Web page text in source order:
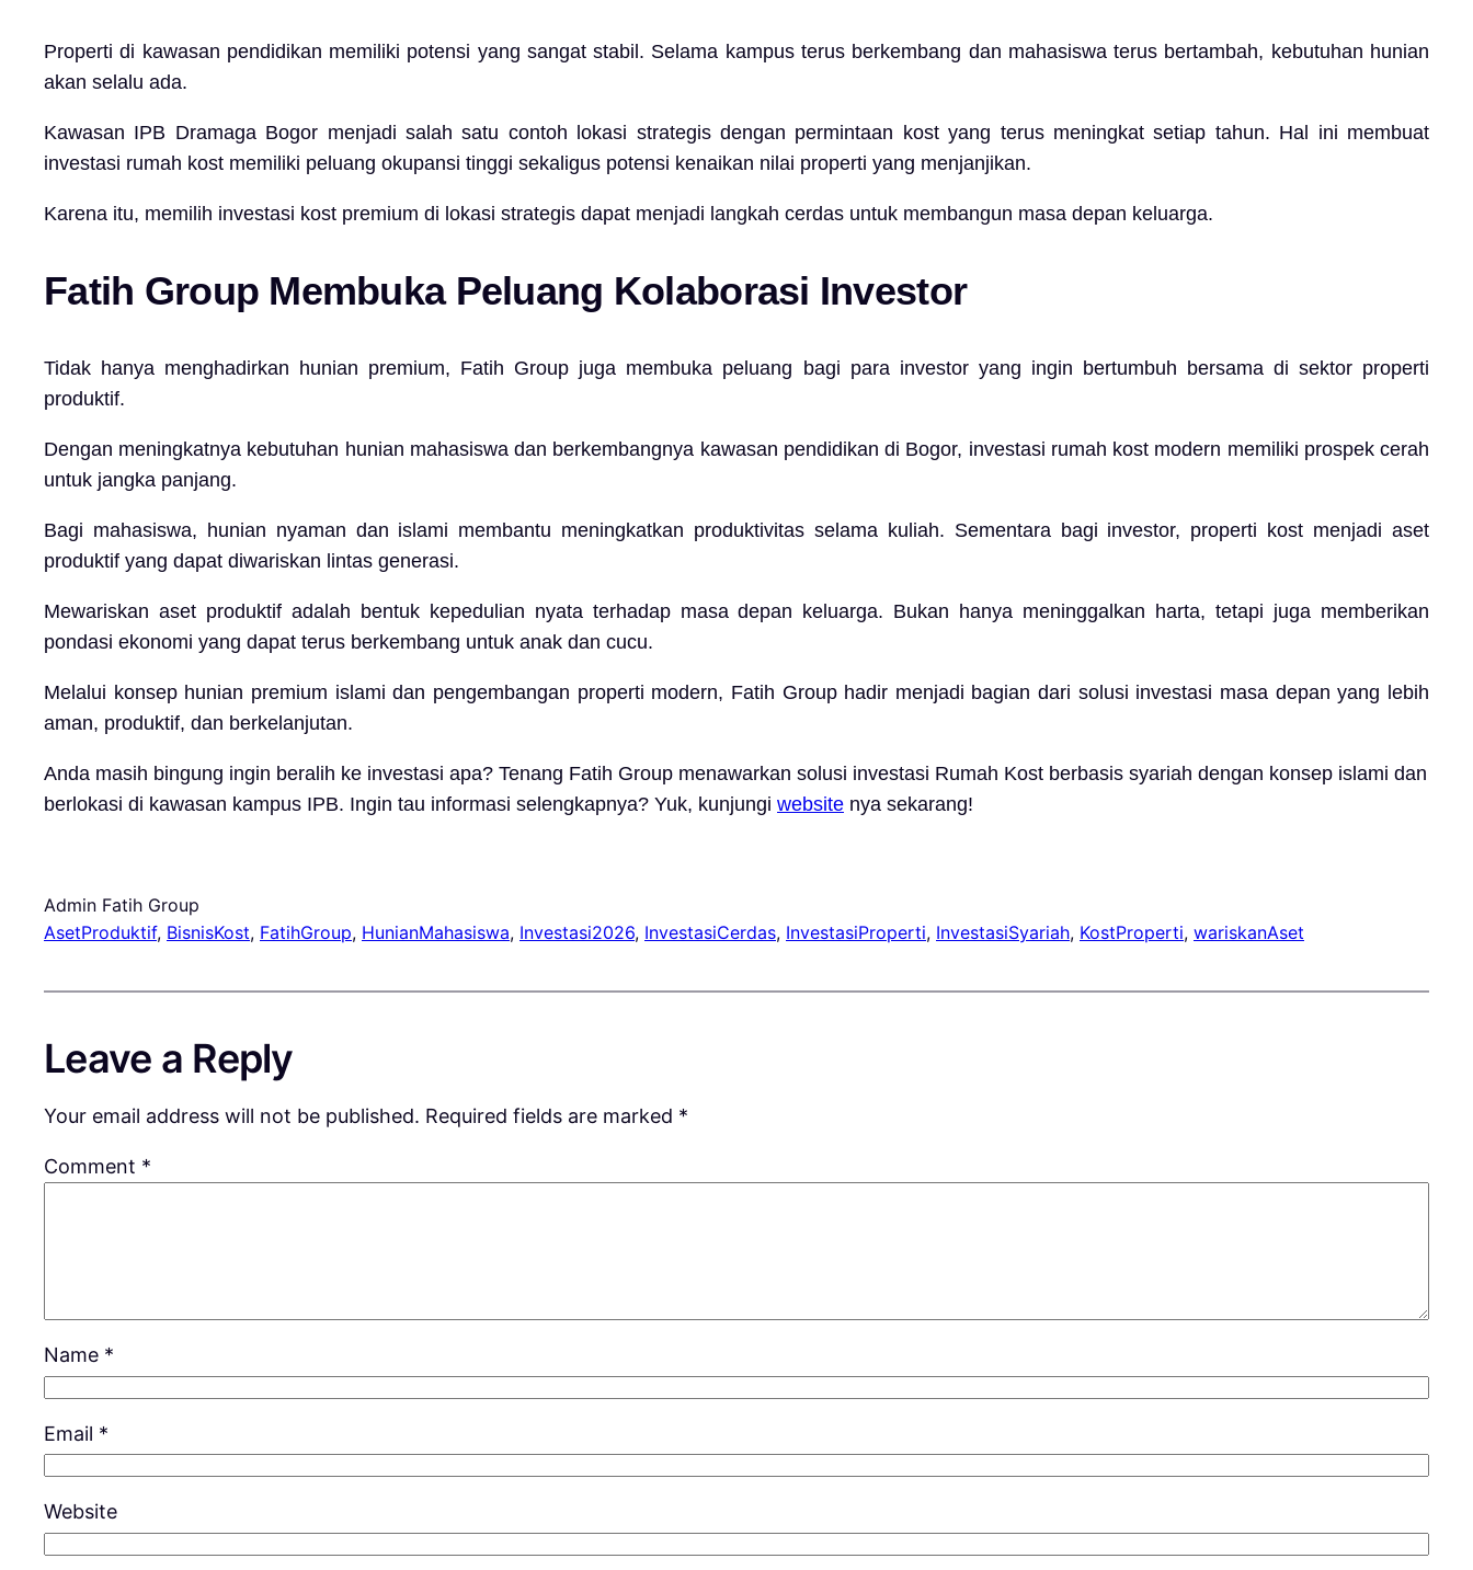
Properti di kawasan pendidikan memiliki potensi yang sangat stabil. Selama kampus terus berkembang dan mahasiswa terus bertambah, kebutuhan hunian
akan selalu ada.
Kawasan IPB Dramaga Bogor menjadi salah satu contoh lokasi strategis dengan permintaan kost yang terus meningkat setiap tahun. Hal ini membuat
investasi rumah kost memiliki peluang okupansi tinggi sekaligus potensi kenaikan nilai properti yang menjanjikan.
Karena itu, memilih investasi kost premium di lokasi strategis dapat menjadi langkah cerdas untuk membangun masa depan keluarga.
Fatih Group Membuka Peluang Kolaborasi Investor
Tidak hanya menghadirkan hunian premium, Fatih Group juga membuka peluang bagi para investor yang ingin bertumbuh bersama di sektor properti
produktif.
Dengan meningkatnya kebutuhan hunian mahasiswa dan berkembangnya kawasan pendidikan di Bogor, investasi rumah kost modern memiliki prospek cerah
untuk jangka panjang.
Bagi mahasiswa, hunian nyaman dan islami membantu meningkatkan produktivitas selama kuliah. Sementara bagi investor, properti kost menjadi aset
produktif yang dapat diwariskan lintas generasi.
Mewariskan aset produktif adalah bentuk kepedulian nyata terhadap masa depan keluarga. Bukan hanya meninggalkan harta, tetapi juga memberikan
pondasi ekonomi yang dapat terus berkembang untuk anak dan cucu.
Melalui konsep hunian premium islami dan pengembangan properti modern, Fatih Grouphadir menjadi bagian dari solusi investasi masa depan yang lebih
aman, produktif, dan berkelanjutan.
Anda masih bingung ingin beralih ke investasi apa? Tenang Fatih Group menawarkan solusi investasi Rumah Kost berbasis syariah dengan konsep islami dan
berlokasi di kawasan kampus IPB. Ingin tau informasi selengkapnya? Yuk, kunjungi website nya sekarang!
Admin Fatih Group
AsetProduktif, BisnisKost, FatihGroup, HunianMahasiswa, Investasi2026, InvestasiCerdas, InvestasiProperti, InvestasiSyariah, KostProperti, wariskanAset
Leave a Reply
Your email address will not be published. Required fields are marked *
Comment *
Name *
Email *
Website